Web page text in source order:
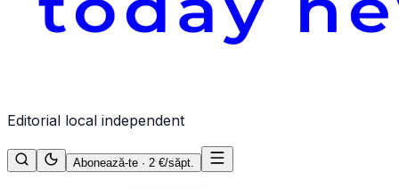
Editorial local independent
Abonează-te · 2 €/săpt.